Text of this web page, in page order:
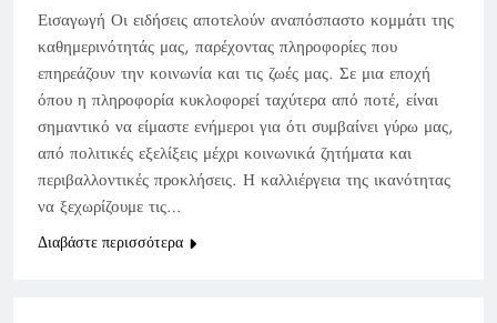
Εισαγωγή Οι ειδήσεις αποτελούν αναπόσπαστο κομμάτι της
καθημερινότητάς μας, παρέχοντας πληροφορίες που
επηρεάζουν την κοινωνία και τις ζωές μας. Σε μια εποχή
όπου η πληροφορία κυκλοφορεί ταχύτερα από ποτέ, είναι
σημαντικό να είμαστε ενήμεροι για ότι συμβαίνει γύρω μας,
από πολιτικές εξελίξεις μέχρι κοινωνικά ζητήματα και
περιβαλλοντικές προκλήσεις. Η καλλιέργεια της ικανότητας
να ξεχωρίζουμε τις…
Διαβάστε περισσότερα